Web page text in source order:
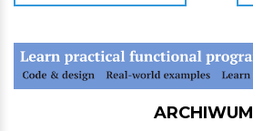
ARCHIWUM